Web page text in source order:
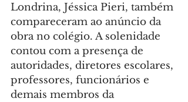
Londrina, Jéssica Pieri, também
compareceram ao anúncio da
obra no colégio. A solenidade
contou com a presença de
autoridades, diretores escolares,
professores, funcionários e
demais membros da